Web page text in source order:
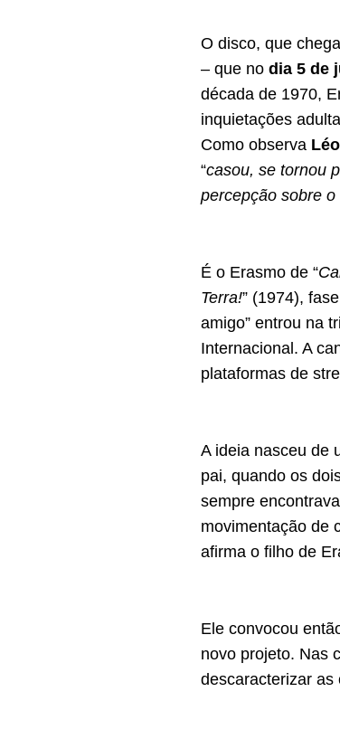
O disco, que
– que no dia 5 de
década de 1970,
inquietações
Como observa
“casou, se tornou
percepção sobre
É o Erasmo de “
Terra!” (1974),
amigo” entrou na
Internacional. A
plataformas de
A ideia nasceu de
pai, quando os
sempre
movimentação de
afirma o filho de
Ele convocou
novo projeto. Nas
descaracterizar